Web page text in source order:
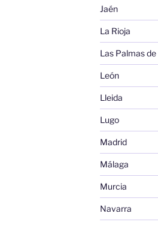
Jaén
La Rioja
Las Palmas
León
Lleida
Lugo
Madrid
Málaga
Murcia
Navarra